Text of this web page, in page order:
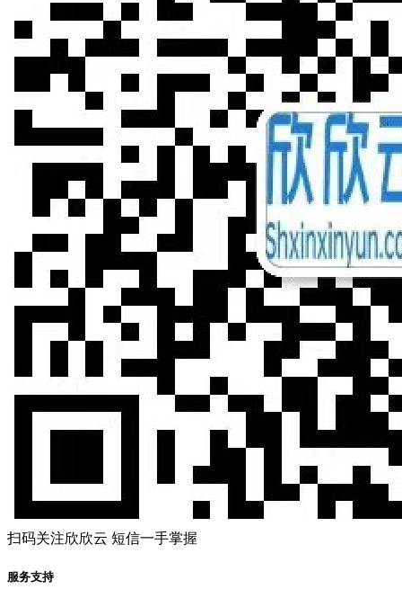
扫码关注欣欣云 短信一手掌握
服务支持